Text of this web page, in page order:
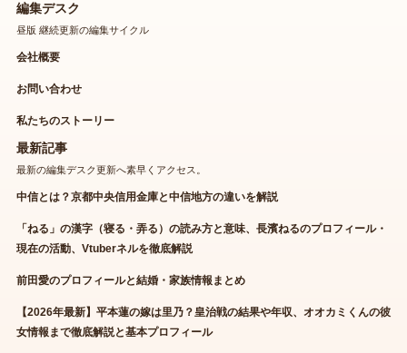
編集デスク
昼版 継続更新の編集サイクル
会社概要
お問い合わせ
私たちのストーリー
最新記事
最新の編集デスク更新へ素早くアクセス。
中信とは？京都中央信用金庫と中信地方の違いを解説
「ねる」の漢字（寝る・弄る）の読み方と意味、長濱ねるのプロフィール・
現在の活動、Vtuberネルを徹底解説
前田愛のプロフィールと結婚・家族情報まとめ
【2026年最新】平本蓮の嫁は里乃？皇治戦の結果や年収、オオカミくんの彼
女情報まで徹底解説と基本プロフィール